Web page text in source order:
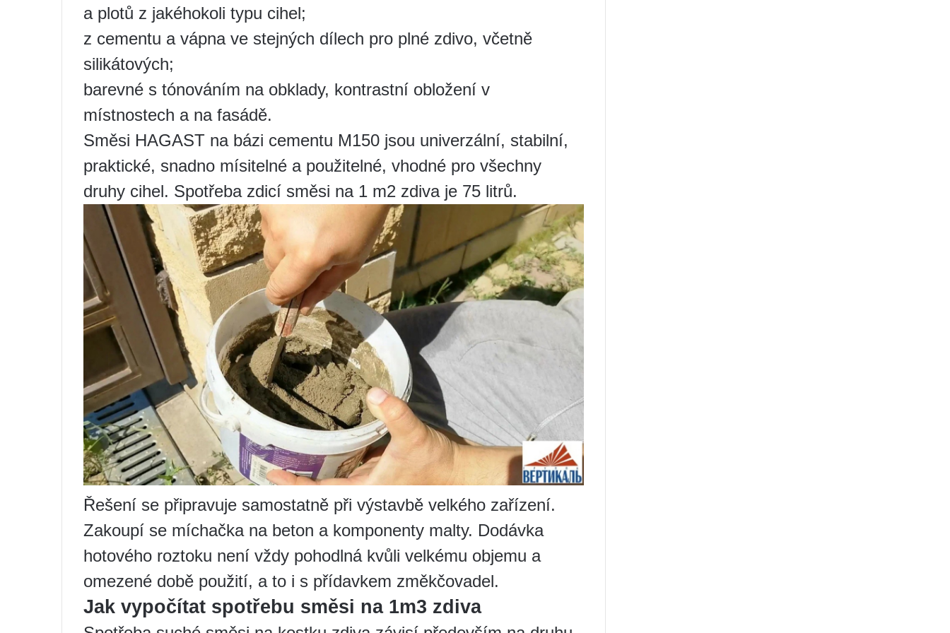
a plotů z jakéhokoli typu cihel;
z cementu a vápna ve stejných dílech pro plné zdivo, včetně
silikátových;
barevné s tónováním na obklady, kontrastní obložení v
místnostech a na fasádě.
Směsi HAGAST na bázi cementu M150 jsou univerzální, stabilní,
praktické, snadno mísitelné a použitelné, vhodné pro všechny
druhy cihel. Spotřeba zdicí směsi na 1 m2 zdiva je 75 litrů.
Řešení se připravuje samostatně při výstavbě velkého zařízení.
Zakoupí se míchačka na beton a komponenty malty. Dodávka
hotového roztoku není vždy pohodlná kvůli velkému objemu a
omezené době použití, a to i s přídavkem změkčovadel.
Jak vypočítat spotřebu směsi na 1m3 zdiva